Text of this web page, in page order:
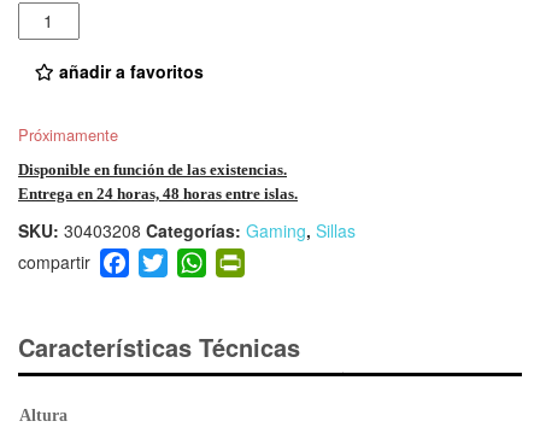
Cantidad
añadir a favoritos
Próximamente
Disponible en función de las existencias.
Entrega en 24 horas, 48 horas entre islas.
SKU: 30403208 Categorías: Gaming, Sillas
F
a
e
b
T
wi
er
W
h
s
A
ri
e
Características Técnicas
Altura